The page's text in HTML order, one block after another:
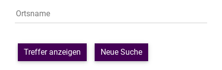
Treffer anzeigen Neue Suche